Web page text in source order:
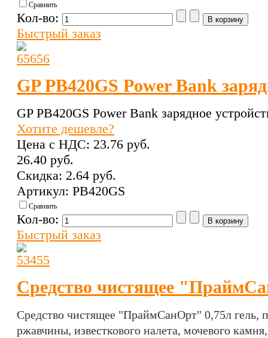
Сравнить
Кол-во:
Быстрый заказ
GP PB420GS Power Bank
GP PB420GS Power Bank зарядное
Хотите дешевле?
Цена с НДС: 23.76 pуб.
26.40 pуб.
Скидка: 2.64 pуб.
Артикул: PB420GS
Сравнить
Кол-во:
Быстрый заказ
Средство чистящее
Средство чистящее "ПраймСанОрт" 0,75л гель,
ржавчины, известкового налета, мочевого